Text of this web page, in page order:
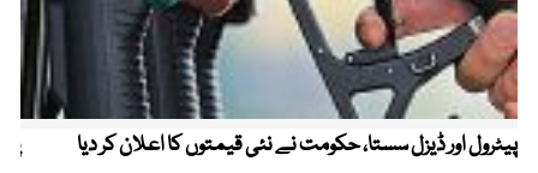
پیٹرول اور ڈیزل سستا، حکومت نے نئی قیمتوں کا اعلان کر دیا